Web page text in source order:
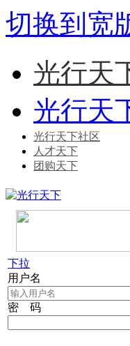
切换到宽
光行天
光行天
光行天下社区
人才天下
团购天下
下拉
用户名
密 码